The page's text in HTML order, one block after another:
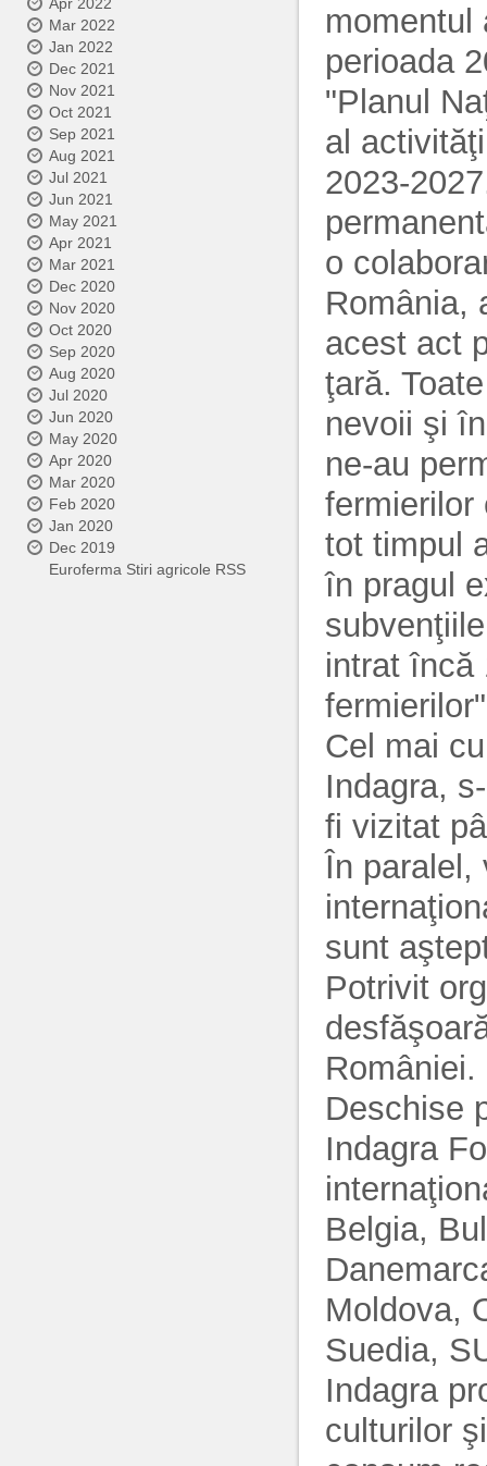
Mar 2022
Jan 2022
Dec 2021
Nov 2021
Oct 2021
Sep 2021
Aug 2021
Jul 2021
Jun 2021
May 2021
Apr 2021
Mar 2021
Dec 2020
Nov 2020
Oct 2020
Sep 2020
Aug 2020
Jul 2020
Jun 2020
May 2020
Apr 2020
Mar 2020
Feb 2020
Jan 2020
Dec 2019
Euroferma Stiri agricole RSS
momentul
perioada
"Planul
al
2023-
o
România,
acest act
ţară.
nevoii şi
ne-au
fermierilor
tot timpul
în pragul
intrat încă
Cel mai
Indagra,
fi vizitat
În paralel,
sunt
Potrivit
României.
Deschise
Indagra
Belgia,
Moldova,
Suedia,
Indagra
culturilor